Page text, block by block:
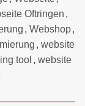
Oftringen ,
, Webshop,
, website
tool , website